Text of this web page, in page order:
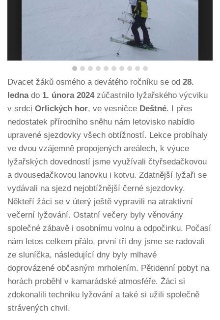
Dvacet žáků osmého a devátého ročníku se od 28.
ledna do 1. února 2024zúčastnilo lyžařského výcviku
v srdci Orlických hor, ve vesničce Deštné. I přes
nedostatek přírodního sněhu nám letovisko nabídlo
upravené sjezdovky všech obtížností. Lekce probíhaly
ve dvou vzájemně propojených areálech, k výuce
lyžařských dovedností jsme využívali čtyřsedačkovou
a dvousedačkovou lanovku i kotvu. Zdatnější lyžaři se
vydávali na sjezd nejobtížnější černé sjezdovky.
Někteří žáci se v úterý ještě vypravili na atraktivní
večerní lyžování. Ostatní večery byly věnovány
společné zábavě i osobnímu volnu a odpočinku. Počasí
nám letos celkem přálo, první tři dny jsme se radovali
ze sluníčka, následující dny byly mlhavé
doprovázené občasným mrholením. Pětidenní pobyt na
horách proběhl v kamarádské atmosféře. Žáci si
zdokonalili techniku lyžování a také si užili společně
strávených chvil.